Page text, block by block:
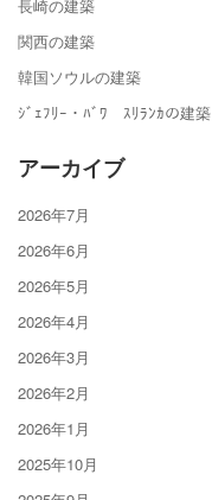
長崎の建築
関西の建築
韓国ソウルの建築
ｼﾞｪﾌﾘｰ・ﾊﾞﾜ ｽﾘﾗﾝｶの建築
アーカイブ
2026年7月
2026年6月
2026年5月
2026年4月
2026年3月
2026年2月
2026年1月
2025年10月